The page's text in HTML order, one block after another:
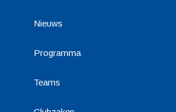
Nieuws
Programma
Teams